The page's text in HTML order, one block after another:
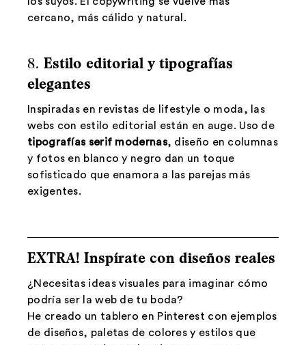
cercano, más cálido y natural.
8. Estilo editorial y tipografías
elegantes
Inspiradas en revistas de lifestyle o moda, las
webs con estilo editorial están en auge. Uso de
tipografías serif modernas, diseño en columnas
y fotos en blanco y negro dan un toque
sofisticado que enamora a las parejas más
exigentes.
EXTRA! Inspírate con diseños reales
¿Necesitas ideas visuales para imaginar cómo
podría ser la web de tu boda?
He creado un tablero en Pinterest con ejemplos
de diseños, paletas de colores y estilos que